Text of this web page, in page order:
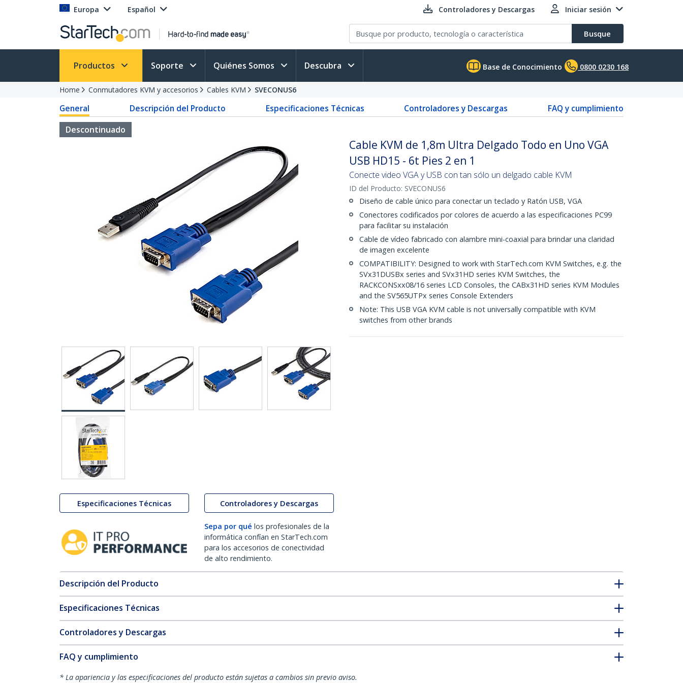
Europa Español Controladores y Descargas Iniciar sesión
Busque
Productos Soporte Quiénes Somos Descubra Base de Conocimiento 0800 0230 168
Home Conmutadores KVM y accesorios Cables KVM SVECONUS6
General Descripción del Producto Especificaciones Técnicas Controladores y Descargas
FAQ y cumplimiento
Descontinuado
Especificaciones Técnicas Controladores y Descargas
Sepa por qué los profesionales de la
informática confían en StarTech.com
para los accesorios de conectividad
de alto rendimiento.
Cable KVM de 1,8m Ultra Delgado Todo en Uno VGA
USB HD15 - 6t Pies 2 en 1
Conecte video VGA y USB con tan sólo un delgado cable KVM
ID del Producto: SVECONUS6
Diseño de cable único para conectar un teclado y Ratón USB, VGA
Conectores codificados por colores de acuerdo a las especificaciones PC99
para facilitar su instalación
Cable de vídeo fabricado con alambre mini-coaxial para brindar una claridad
de imagen excelente
COMPATIBILITY: Designed to work with StarTech.com KVM Switches, e.g. the
SVx31DUSBx series and SVx31HD series KVM Switches, the
RACKCONSxx08/16 series LCD Consoles, the CABx31HD series KVM Modules
and the SV565UTPx series Console Extenders
Note: This USB VGA KVM cable is not universally compatible with KVM
switches from other brands
Descripción del Producto
Especificaciones Técnicas
Controladores y Descargas
FAQ y cumplimiento
* La apariencia y las especificaciones del producto están sujetas a cambios sin previo aviso.